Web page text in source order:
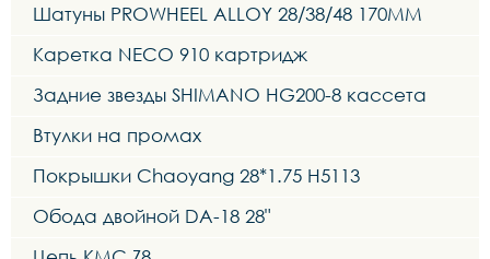
Шатуны PROWHEEL ALLOY 28/38/48 170MM
Каретка NECO 910 картридж
Задние звезды SHIMANO HG200-8 кассета
Втулки на промах
Покрышки Chaoyang 28*1.75 H5113
Обода двойной DA-18 28"